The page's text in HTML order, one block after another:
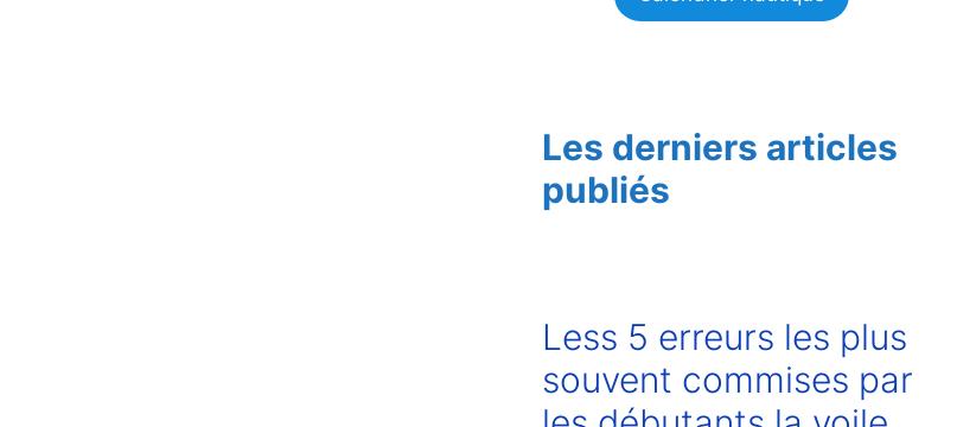
Les derniers articles
publiés
Less 5 erreurs les plus
souvent commises par